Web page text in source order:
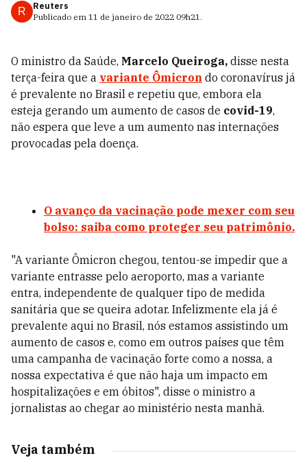
R
Reuters
Publicado em 11 de janeiro de 2022 09h21.
O ministro da Saúde, Marcelo Queiroga, disse nesta
terça-feira que a variante Ômicron do coronavírus já
é prevalente no Brasil e repetiu que, embora ela
esteja gerando um aumento de casos de covid-19,
não espera que leve a um aumento nas internações
provocadas pela doença.
O avanço da vacinação pode mexer com seu
bolso: saiba como proteger seu patrimônio.
"A variante Ômicron chegou, tentou-se impedir que a
variante entrasse pelo aeroporto, mas a variante
entra, independente de qualquer tipo de medida
sanitária que se queira adotar. Infelizmente ela já é
prevalente aqui no Brasil, nós estamos assistindo um
aumento de casos e, como em outros países que têm
uma campanha de vacinação forte como a nossa, a
nossa expectativa é que não haja um impacto em
hospitalizações e em óbitos", disse o ministro a
jornalistas ao chegar ao ministério nesta manhã.
Veja também